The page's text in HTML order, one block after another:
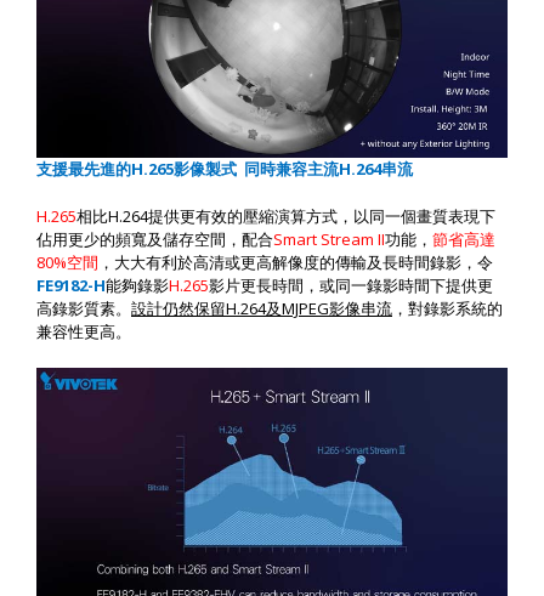
支援最先進的H.265影像製式 同時兼容主流H.264串流
H.265相比H.264提供更有效的壓縮演算方式，以同一個畫質表現下
佔用更少的頻寬及儲存空間，配合Smart Stream II功能， 節省高達
80%空間 ，大大有利於高清或更高解像度的傳輸及長時間錄影，令
FE9182-H能夠錄影H.265影片更長時間，或同一錄影時間下提供更
高錄影質素。 設計仍然保留H.264及MJPEG影像串流 ，對錄影系統的
兼容性更高。